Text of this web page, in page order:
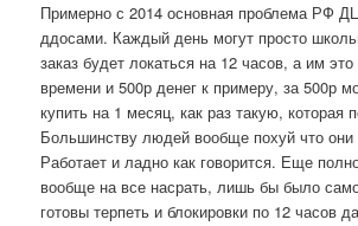
Примерно с 2014 основная проблема РФ
ддосами. Каждый день могут просто
заказ будет локаться на 12 часов, а им
времени и 500р денег к примеру, за 500р
купить на 1 месяц, как раз такую, которая
Большинству людей вообще похуй что они
Работает и ладно как говорится. Еще
вообще на все насрать, лишь бы было
готовы терпеть и блокировки по 12 часов